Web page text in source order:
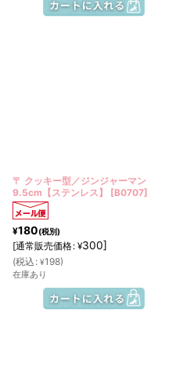
〒 クッキー型／ジンジャーマン
9.5cm【ステンレス】
[B0707]
¥180(税別)
[通常販売価格: ¥300]
(税込 : ¥198)
在庫あり